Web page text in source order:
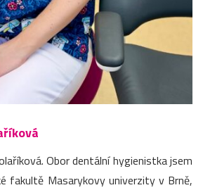
Obor dentální hygienistka jsem
fakultě Masarykovy univerzity v Brně,